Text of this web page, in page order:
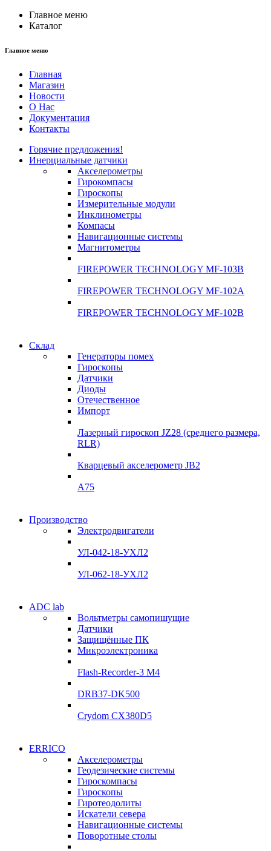
Главное меню
Каталог
Главное меню
Главная
Магазин
Новости
О Нас
Документация
Контакты
Горячие предложения!
Инерциальные датчики
Акселерометры
Гирокомпасы
Гироскопы
Измерительные модули
Инклинометры
Компасы
Навигационные системы
Магнитометры
FIREPOWER TECHNOLOGY MF-103B
FIREPOWER TECHNOLOGY MF-102A
FIREPOWER TECHNOLOGY MF-102B
Инклинометры
Подробнее
Инклинометры
подробнее
Склад
Генераторы помех
Гироскопы
Датчики
Диоды
Отечественное
Импорт
Лазерный гироскоп JZ28 (среднего размера,
RLR)
Кварцевый акселерометр JB2
A75
Склад
Подробнее
Гироскопы
Производство
Электродвигатели
УЛ-042-18-УХЛ2
УЛ-062-18-УХЛ2
УЛ-04 УЛ-06
Подробнее
УЛ-04 УЛ-06
Подробнее
ADC lab
Вольтметры самопишущие
Датчики
Защищённые ПК
Микроэлектроника
Flash-Recorder-3 М4
DRB37-DK500
Crydom CX380D5
ADClab
Подробнее
ADClab
Подробнее
ERRICO
Акселерометры
Геодезические системы
Гироскомпасы
Гироскопы
Гиротеодолиты
Искатели севера
Навигационные системы
Поворотные столы